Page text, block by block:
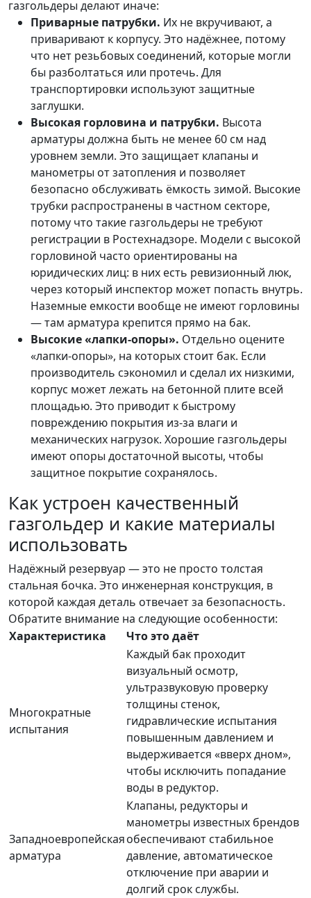
газгольдеры делают иначе:
Приварные патрубки. Их не вкручивают, а
приваривают к корпусу. Это надёжнее, потому
что нет резьбовых соединений, которые могли
бы разболтаться или протечь. Для
транспортировки используют защитные
заглушки.
Высокая горловина и патрубки. Высота
арматуры должна быть не менее 60 см над
уровнем земли. Это защищает клапаны и
манометры от затопления и позволяет
безопасно обслуживать ёмкость зимой. Высокие
трубки распространены в частном секторе,
потому что такие газгольдеры не требуют
регистрации в Ростехнадзоре. Модели с высокой
горловиной часто ориентированы на
юридических лиц: в них есть ревизионный люк,
через который инспектор может попасть внутрь.
Наземные емкости вообще не имеют горловины
— там арматура крепится прямо на бак.
Высокие «лапки-опоры». Отдельно оцените
«лапки‑опоры», на которых стоит бак. Если
производитель сэкономил и сделал их низкими,
корпус может лежать на бетонной плите всей
площадью. Это приводит к быстрому
повреждению покрытия из‑за влаги и
механических нагрузок. Хорошие газгольдеры
имеют опоры достаточной высоты, чтобы
защитное покрытие сохранялось.
Как устроен качественный
газгольдер и какие материалы
использовать
Надёжный резервуар — это не просто толстая
стальная бочка. Это инженерная конструкция, в
которой каждая деталь отвечает за безопасность.
Обратите внимание на следующие особенности:
Характеристика
Что это даёт
Многократные
испытания
Каждый бак проходит
визуальный осмотр,
ультразвуковую проверку
толщины стенок,
гидравлические испытания
повышенным давлением и
выдерживается «вверх дном»,
чтобы исключить попадание
воды в редуктор.
Западноевропейская
арматура
Клапаны, редукторы и
манометры известных брендов
обеспечивают стабильное
давление, автоматическое
отключение при аварии и
долгий срок службы.